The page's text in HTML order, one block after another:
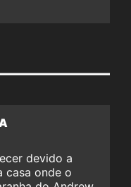
devido a
casa onde o